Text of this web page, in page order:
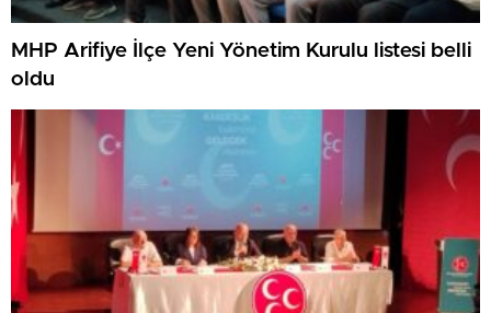
MHP Arifiye İlçe Yeni Yönetim Kurulu listesi belli
oldu